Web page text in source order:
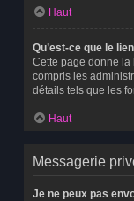
Haut
Qu’est-ce que le
Cette page donne la
compris les
détails tels que les
Haut
Messagerie
Je ne peux pas